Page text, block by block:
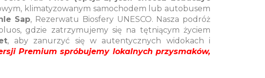
klimatyzowanym samochodem lub autobusem
Sap, Rezerwatu Biosfery UNESCO. Nasza podróż
gdzie zatrzymujemy się na tętniącym życiem
, aby zanurzyć się w autentycznych widokach i
Premium spróbujemy lokalnych przysmaków,